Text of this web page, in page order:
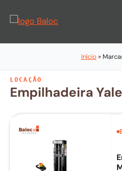
para
conteúdo
Início »
LOCAÇÃO
Empilhadeira Yale